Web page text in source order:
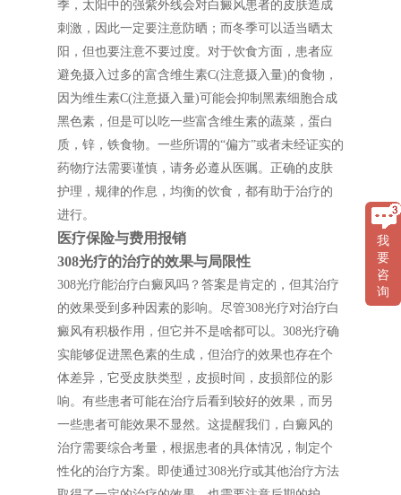
季，太阳中的强紫外线会对白癜风患者的皮肤造成
刺激，因此一定要注意防晒；而冬季可以适当晒太
阳，但也要注意不要过度。对于饮食方面，患者应
避免摄入过多的富含维生素C(注意摄入量)的食物，
因为维生素C(注意摄入量)可能会抑制黑素细胞合成
黑色素，但是可以吃一些富含维生素的蔬菜，蛋白
质，锌，铁食物。一些所谓的“偏方”或者未经证实的
药物疗法需要谨慎，请务必遵从医嘱。正确的皮肤
护理，规律的作息，均衡的饮食，都有助于治疗的
进行。
医疗保险与费用报销
308光疗的治疗的效果与局限性
308光疗能治疗白癜风吗？答案是肯定的，但其治疗
的效果受到多种因素的影响。尽管308光疗对治疗白
癜风有积极作用，但它并不是啥都可以。308光疗确
实能够促进黑色素的生成，但治疗的效果也存在个
体差异，它受皮肤类型，皮损时间，皮损部位的影
响。有些患者可能在治疗后看到较好的效果，而另
一些患者可能效果不显然。这提醒我们，白癜风的
治疗需要综合考量，根据患者的具体情况，制定个
性化的治疗方案。即使通过308光疗或其他治疗方法
我
要
咨
询